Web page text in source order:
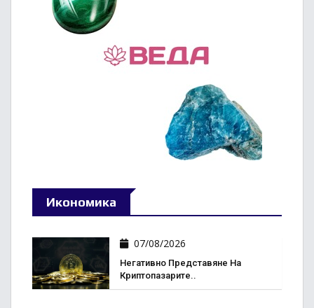
Икономика
07/08/2026
Негативно Представяне На
Криптопазарите..